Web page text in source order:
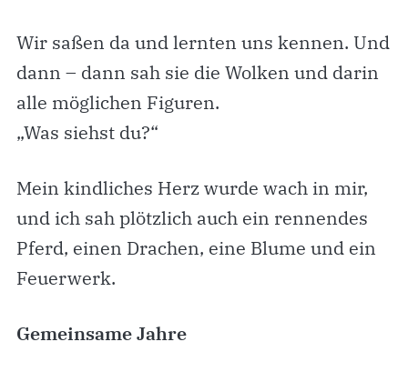
Wir saßen da und lernten uns kennen. Und
dann – dann sah sie die Wolken und darin
alle möglichen Figuren.
„Was siehst du?“
Mein kindliches Herz wurde wach in mir,
und ich sah plötzlich auch ein rennendes
Pferd, einen Drachen, eine Blume und ein
Feuerwerk.
Gemeinsame Jahre